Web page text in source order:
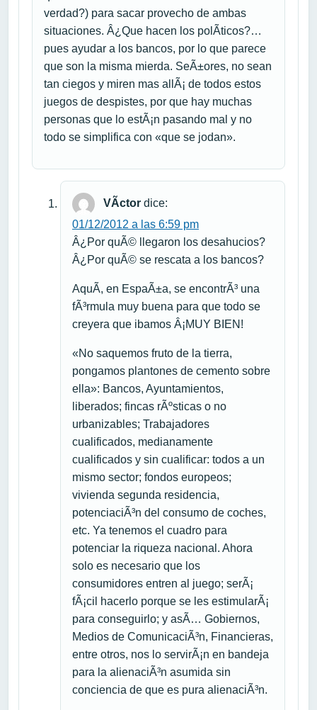
verdad?) para sacar provecho de ambas
situaciones. Â¿Que hacen los polÃ­ticos?…
pues ayudar a los bancos, por lo que parece
que son la misma mierda. SeÃ±ores, no sean
tan ciegos y miren mas allÃ¡ de todos estos
juegos de despistes, por que hay muchas
personas que lo estÃ¡n pasando mal y no
todo se simplifica con «que se jodan».
VÃ­ctor dice:
01/12/2012 a las 6:59 pm
Â¿Por quÃ© llegaron los desahucios?
Â¿Por quÃ© se rescata a los bancos?
AquÃ­, en EspaÃ±a, se encontrÃ³ una
fÃ³rmula muy buena para que todo se
creyera que ibamos Â¡MUY BIEN!
«No saquemos fruto de la tierra,
pongamos plantones de cemento sobre
ella»: Bancos, Ayuntamientos,
liberados; fincas rÃºsticas o no
urbanizables; Trabajadores
cualificados, medianamente
cualificados y sin cualificar: todos a un
mismo sector; fondos europeos;
vivienda segunda residencia,
potenciaciÃ³n del consumo de coches,
etc. Ya tenemos el cuadro para
potenciar la riqueza nacional. Ahora
solo es necesario que los
consumidores entren al juego; serÃ¡
fÃ¡cil hacerlo porque se les estimularÃ¡
para conseguirlo; y asÃ­… Gobiernos,
Medios de ComunicaciÃ³n, Financieras,
entre otros, nos lo servirÃ¡n en bandeja
para la alienaciÃ³n asumida sin
conciencia de que es pura alienaciÃ³n.